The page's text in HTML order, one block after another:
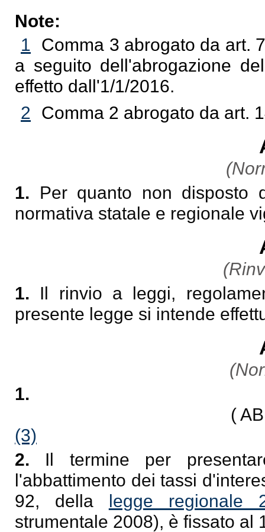
Note:
1 Comma 3 abrogato da art.
a seguito dell'abrogazione
effetto dall'1/1/2016.
2 Comma 2 abrogato da art.
1. Per quanto non disposto
normativa statale e regionale
1. Il rinvio a leggi,
presente legge si intende
1.
(
(3)
2. Il termine per
l'abbattimento dei tassi
92, della legge regionale
strumentale 2008), è fissato al